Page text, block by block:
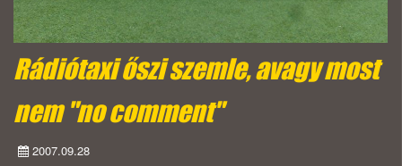
Rádiótaxi őszi szemle, avagy most
nem "no comment"
2007.09.28